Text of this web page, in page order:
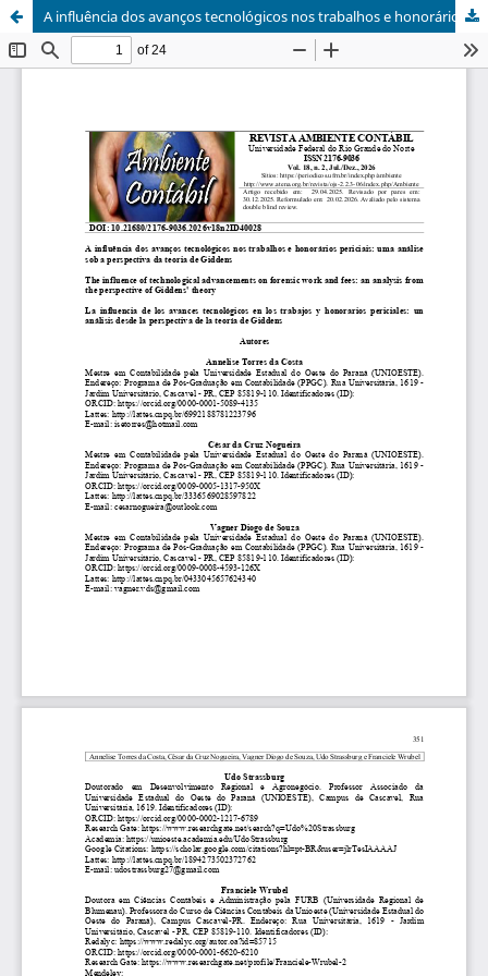
A influência dos avanços tecnológicos nos trabalhos e honorários periciais: uma análise sob a perspectiva da teoria de Giddens